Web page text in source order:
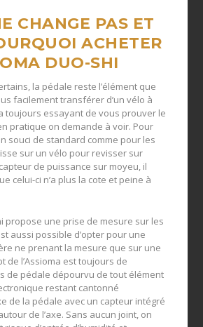
CHANGE PAS ET
ACHETER
DUO-SHI
la pédale reste l’élément que
facilement transférer d’un vélo à
toujours essayant de vous prouver le
pratique on demande à voir. Pour
souci de standard comme pour les
sur un vélo pour revisser sur
de puissance sur moyeu, il
celui-ci n’a plus la cote et peine à
propose une prise de mesure sur les
aussi possible d’opter pour une
ne prenant la mesure que sur une
de l’Assioma est toujours de
de pédale dépourvu de tout élément
restant cantonné
de la pédale avec un capteur intégré
de l’axe. Sans aucun joint, on